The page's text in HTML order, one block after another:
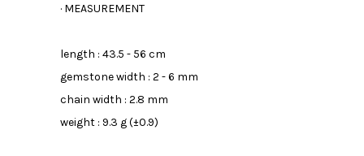
· MEASUREMENT
length : 43.5 - 56 cm
gemstone width : 2 - 6 mm
chain width : 2.8 mm
weight : 9.3 g (±0.9)